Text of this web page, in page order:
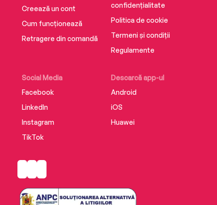
Creează un cont
Cum funcționează
Retragere din comandă
Social Media
Facebook
LinkedIn
Instagram
TikTok
Descarcă app-ul
Android
iOS
Huawei
confidențialitate
Politica de cookie
Termeni și condiții
Regulamente